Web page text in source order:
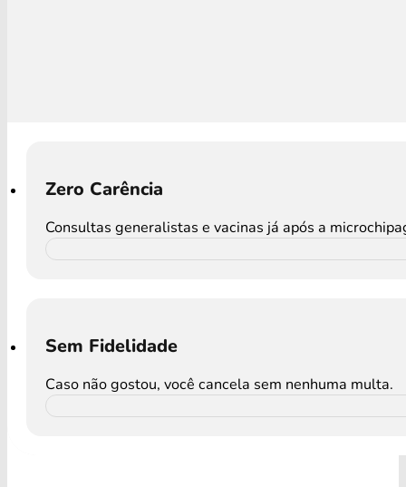
Zero Carência
Consultas generalistas e vacinas já após a
Sem Fidelidade
Caso não gostou, você cancela sem nenhuma multa.